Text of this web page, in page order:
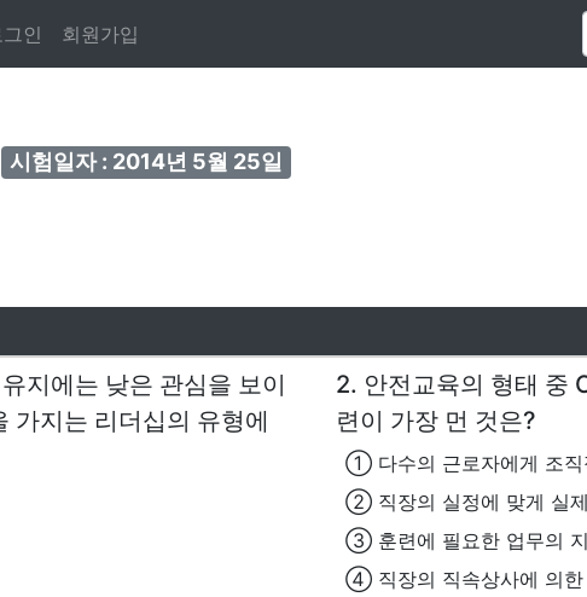
인 회원가입
시험일자 : 2014년 5월 25일
지에는 낮은 관심을 보이
가지는 리더십의 유형에
2. 안전교육의 형태 중
련이 가장 먼 것은?
① 다수의 근로자에게 조직
② 직장의 실정에 맞게 실
③ 훈련에 필요한 업무의
④ 직장의 직속상사에 의한